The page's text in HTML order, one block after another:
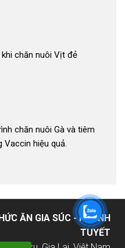
chăn nuôi Vịt đẻ
chăn nuôi Gà và tiêm
Vaccin hiệu quả.
ĂN GIA SÚC - KHÁNH
TUYẾT